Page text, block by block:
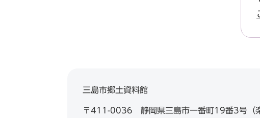
三島市郷土資料館
〒411-0036 静岡県三島市一番町19番3号（楽